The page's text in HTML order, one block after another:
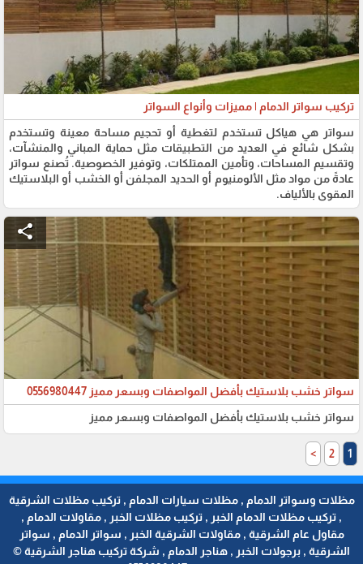
تركيب سواتر الدمام | مميزات وأنواع السواتر
سواتر هي هياكل تستخدم لتغطية أو تحجيم مساحة معينة وتستخدم
بشكل شائع في العديد من التطبيقات مثل حماية المباني والمنشآت،
وتقسيم المساحات، وتأمين الممتلكات، وتوفير الخصوصية. تُصنع سواتر
عادةً من مواد مثل الألومنيوم أو الحديد المجلفن أو الخشب أو البلاستيك
المقوى بالألياف.
share
سواتر خشب بلاستيك بأفضل المواصفات وبسعر مميز 0556980447
سواتر خشب بلاستيك بأفضل المواصفات وبسعر مميز
1
2
>
مظلات وسواتر الدمام , مظلات سيارات الدمام , تركيب مظلات الشرقية
, تركيب مظلات الدمام الخبر , تركيب مظلات الخبر , مقاولات الدمام ,
مقاول عام الشرقية , مقاولات الشرقية الخبر , سواتر الدمام , سواتر
الشرقية , برجولات الخبر , هناجر الدمام , شركة تركيب هناجر الشرقية ©